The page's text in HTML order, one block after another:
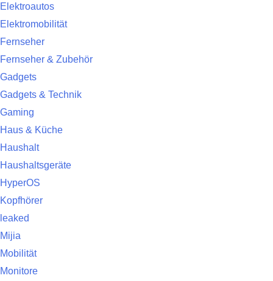
Elektroautos
Elektromobilität
Fernseher
Fernseher & Zubehör
Gadgets
Gadgets & Technik
Gaming
Haus & Küche
Haushalt
Haushaltsgeräte
HyperOS
Kopfhörer
leaked
Mijia
Mobilität
Monitore